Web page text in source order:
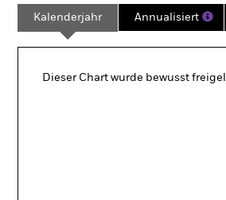
Kalenderjahr Annualisiert
Dieser Chart wurde bewusst